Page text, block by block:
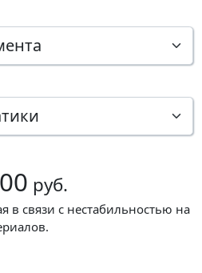
руб.
в связи с нестабильностью на